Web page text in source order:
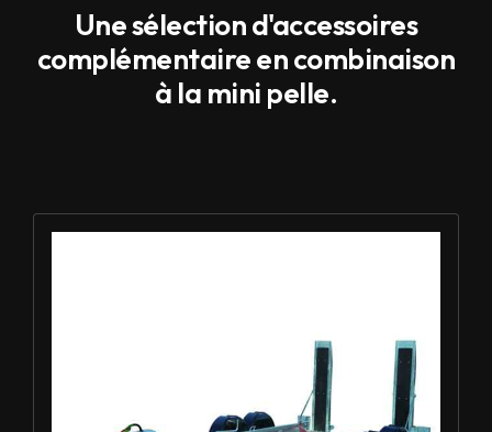
Une sélection d'accessoires
complémentaire en combinaison
à la mini pelle.
Louer Remorque porte-engin 3.5t - ECIM 2AF350